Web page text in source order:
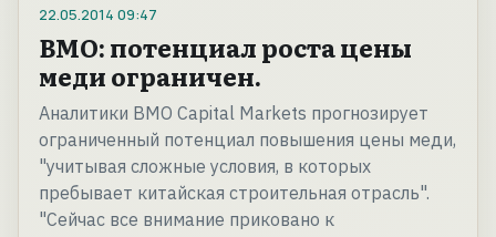
22.05.2014 09:47
BMO: потенциал роста цены
меди ограничен.
Аналитики BMO Capital Markets прогнозирует
ограниченный потенциал повышения цены меди,
"учитывая сложные условия, в которых
пребывает китайская строительная отрасль".
"Сейчас все внимание приковано к